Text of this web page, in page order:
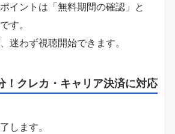
イントは「無料期間の確認」と
す。
迷わず視聴開始できます。
！クレカ・キャリア決済に対応
します。